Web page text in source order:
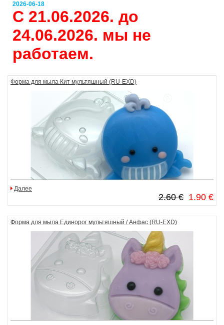
2026-06-18
С 21.06.2026. до
24.06.2026. мы не
работаем.
Форма для мыла Кит мультяшный (RU-EXD)
Далее
1.90 €
2.60 €
Форма для мыла Единорог мультяшный / Анфас (RU-EXD)